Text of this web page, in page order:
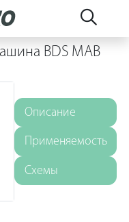
BDS MAB
Описание
Применяемость
Схемы